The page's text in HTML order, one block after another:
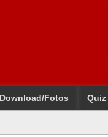
Download/Fotos Quiz